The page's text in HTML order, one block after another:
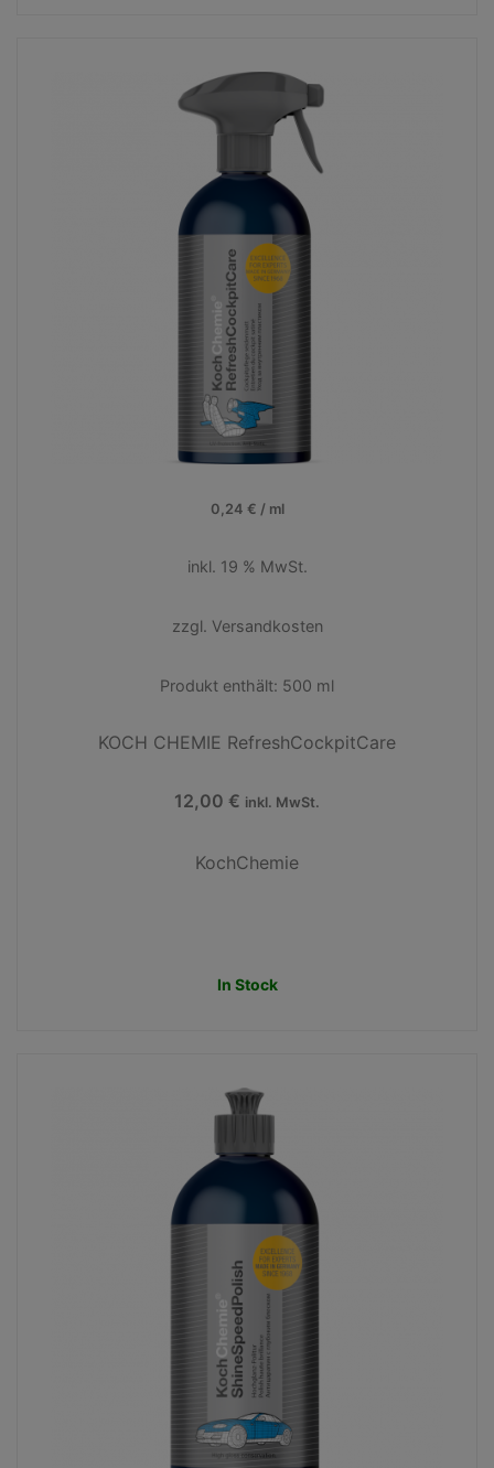
0,24 € / ml
inkl. 19 % MwSt.
zzgl. Versandkosten
Produkt enthält: 500 ml
KOCH CHEMIE RefreshCockpitCare
12,00 € inkl. MwSt.
KochChemie
In Stock